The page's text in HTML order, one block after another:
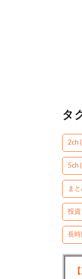
タ
2ch
5ch
まと
投資
長時